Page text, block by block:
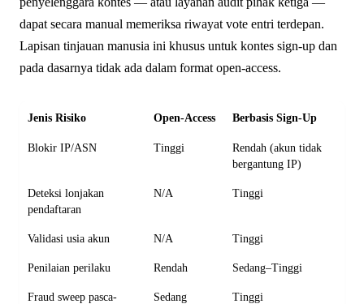
dapat secara manual memeriksa riwayat vote entri terdepan.
Lapisan tinjauan manusia ini khusus untuk kontes sign-up dan
pada dasarnya tidak ada dalam format open-access.
Jenis Risiko Open-Access Berbasis Sign-Up
Blokir IP/ASN Tinggi
Rendah (akun tidak
bergantung IP)
Deteksi lonjakan
pendaftaran
N/A Tinggi
Validasi usia akun N/A Tinggi
Penilaian perilaku Rendah Sedang–Tinggi
Fraud sweep pasca-
Sedang Tinggi